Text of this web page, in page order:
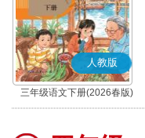
人教版
三年级语文下册(2026春版)
(部编版)